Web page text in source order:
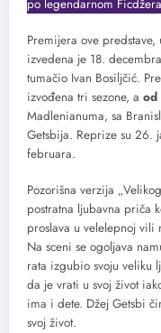
po legendarnom
Premijera ove
izvedena je 18.
tumačio Ivan Bosiljčić.
izvođena tri sezone, a od
Madlenianuma, sa
Getsbija. Reprize su 26.
februara.
Pozorišna verzija
postratna ljubavna priča
proslava u velelepnoj vili
Na sceni se ogoljava
rata izgubio svoju veliku
da je vrati u svoj život
ima i dete. Džej Getsbi
svoj život.